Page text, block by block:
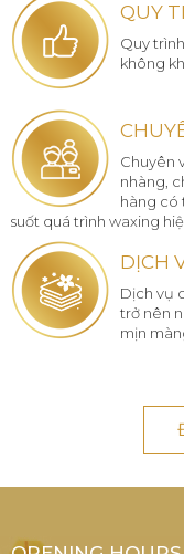
QUY
Quy
không
Chuyên
nhàng,
hàng có
suốt quá trình waxing
DỊCH
Dịch vụ
trở nên
mịn